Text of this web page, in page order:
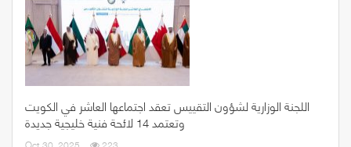
اللجنة الوزارية لشؤون التقييس تعقد اجتماعها العاشر في الكويت
وتعتمد 14 لائحة فنية خليجية جديدة